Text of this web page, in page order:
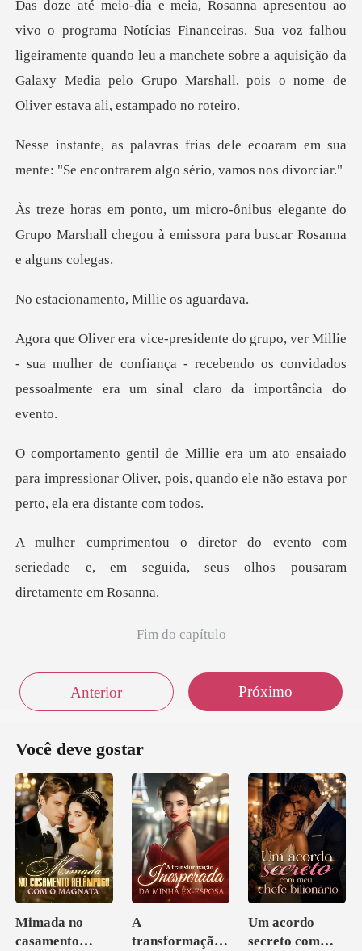
eiras. Sua voz falhou
ligeiramente quando leu a manchete sobre a aquisição da
Galax
le ecoaram em sua
mente: "Se encontr
elegante do
Grupo Marshall chegou à emiss
ento, Millie
e
- sua mulher de confiança - recebendo os convidados
pe
iado
para impressionar Oliver, pois, quando ele
nto com
seriedade e, em seguida, seus
Fim do capítulo
Anterior Próximo
Você deve gostar
Mimada no
casamento
A
transformação
Um acordo
secreto com